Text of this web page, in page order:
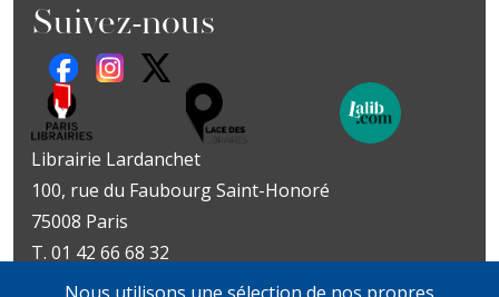
Suivez-nous
Librairie Lardanchet
100, rue du Faubourg Saint-Honoré
75008 Paris
T. 01 42 66 68 32
Métro : Miromesnil | St-Philippe-du-Roule